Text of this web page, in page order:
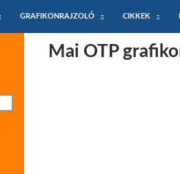
GRAFIKONRAJZOLÓ CIKKEK
Mai OTP